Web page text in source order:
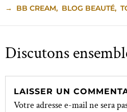
→ BB CREAM, BLOG BEAUTÉ,
Discutons
LAISSER UN
Votre adresse e-mail ne sera